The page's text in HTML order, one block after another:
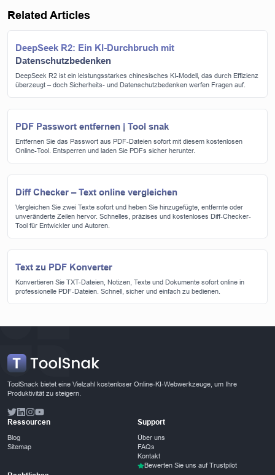
Related Articles
DeepSeek R2: Ein KI-Durchbruch mit
Datenschutzbedenken
DeepSeek R2 ist ein leistungsstarkes chinesisches KI-Modell, das durch Effizienz
überzeugt – doch Sicherheits- und Datenschutzbedenken werfen Fragen auf.
PDF Passwort entfernen | Tool snak
Entfernen Sie das Passwort aus PDF-Dateien sofort mit diesem kostenlosen
Online-Tool. Entsperren und laden Sie PDFs sicher herunter.
Diff Checker – Text online vergleichen
Vergleichen Sie zwei Texte sofort und heben Sie hinzugefügte, entfernte oder
unveränderte Zeilen hervor. Schnelles, präzises und kostenloses Diff-Checker-
Tool für Entwickler und Autoren.
Text zu PDF Konverter
Konvertieren Sie TXT-Dateien, Notizen, Texte und Dokumente sofort online in
professionelle PDF-Dateien. Schnell, sicher und einfach zu bedienen.
ToolSnack bietet eine Vielzahl kostenloser Online-KI-Webwerkzeuge, um Ihre
Produktivität zu steigern.
Ressourcen
Blog
Sitemap
Support
Über uns
FAQs
Kontakt
Bewerten Sie uns auf Trustpilot